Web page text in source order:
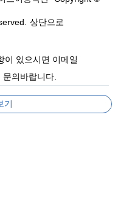
상단으로
이 있으시면 이메일
의바랍니다.
기